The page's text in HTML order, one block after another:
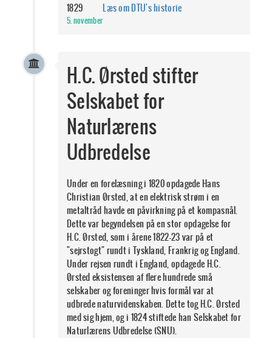
Læs om DTU's historie
1829
5. november
H.C. Ørsted stifter
Selskabet for
Naturlærens
Udbredelse
Under en forelæsning i 1820 opdagede Hans
Christian Ørsted, at en elektrisk strøm i en
metaltråd havde en påvirkning på et kompasnål.
Dette var begyndelsen på en stor opdagelse for
H.C. Ørsted, som i årene 1822-23 var på et
"sejrstogt" rundt i Tyskland, Frankrig og England.
Under rejsen rundt i England, opdagede H.C.
Ørsted eksistensen af flere hundrede små
selskaber og foreninger hvis formål var at
udbrede naturvidenskaben. Dette tog H.C. Ørsted
med sig hjem, og i 1824 stiftede han Selskabet for
Naturlærens Udbredelse (SNU).